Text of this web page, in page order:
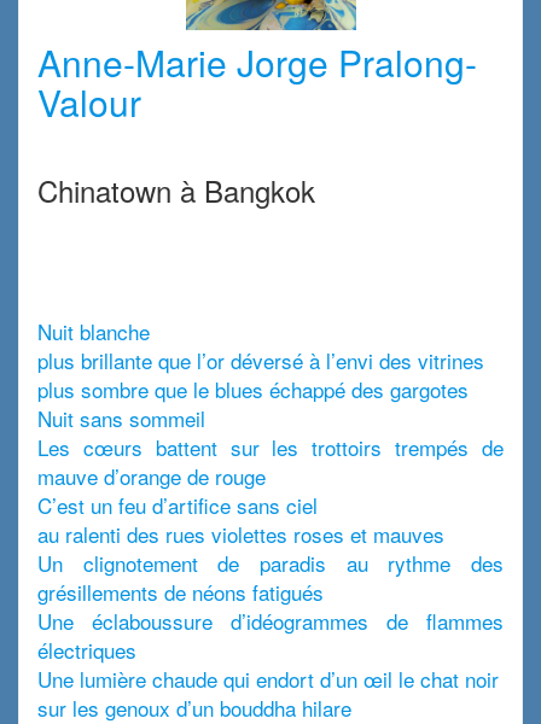
Anne-Marie Jorge Pralong-
Valour
Chinatown à Bangkok
Nuit blanche
plus brillante que l’or déversé à l’envi des vitrines
plus sombre que le blues échappé des gargotes
Nuit sans sommeil
Les cœurs battent sur les trottoirs trempés de
mauve d’orange de rouge
C’est un feu d’artifice sans ciel
au ralenti des rues violettes roses et mauves
Un clignotement de paradis au rythme des
grésillements de néons fatigués
Une éclaboussure d’idéogrammes de flammes
électriques
Une lumière chaude qui endort d’un œil le chat noir
sur les genoux d’un bouddha hilare